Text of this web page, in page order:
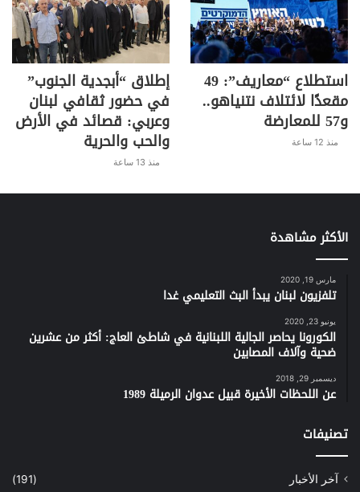
استطلاع “معاريف”: 49
مقعدًا لائتلاف نتنياهو..
و57 للمعارضة
منذ 12 ساعة
إطلاق “أبجدية الجنوب”
في حضور ثقافي لبنان
وعربي: قصائد في الأرض
والحب والحرية
منذ 13 ساعة
الأكثر مشاهدة
مارس 19, 2020
تلفزيون لبنان يبدأ البث التعليمي غدا
يونيو 23, 2020
الكورونا يحاصر الجالية اللبنانية في شاطئ العاج: أكثر من عشرين
ضحية وآلاف المصابين
ديسمبر 29, 2018
عن اللحظات الأخيرة قبيل عدوان الرميلة 1989
تصنيفات
آخر الأخبار
(191)